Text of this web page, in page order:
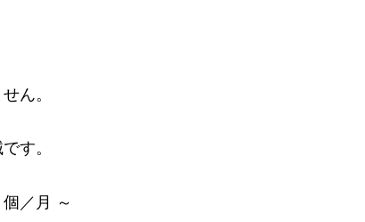
ん。
す。
／月 ～